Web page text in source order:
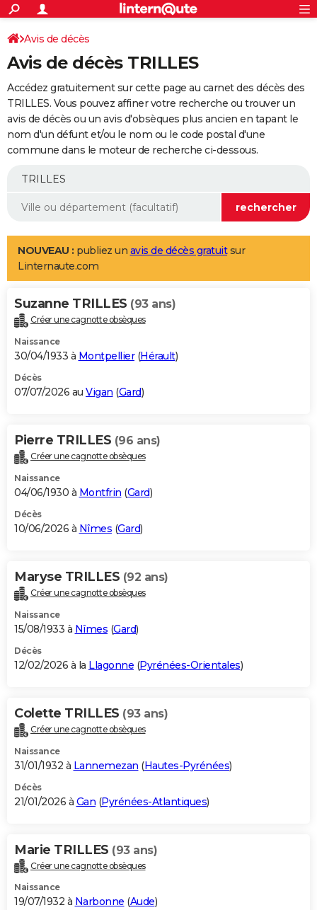
ACTUALITÉS
Politique
Société
Faits Divers
Education
Monde
Villes
+
SPORT
Coupe du monde 2026
Football
Tennis
Cyclisme
Rugby
Forum
Programme TV
TNT
Streaming
Cinéma
Sorties cinéma
Musique
+
FINANCE
Retraite
Epargne
Immobilier
Risques naturels par ville
Banque
Assurance
AUTO
Essais
Réserver un essai
Citadines
Berlines
SUV
Forum auto
+
Mobiles
Meilleur smartphone
Internet
Ordinateurs
Jeux vidéo
Guide high-tech
Aménagement intérieur
LIFESTYLE
Art de vivre
Bien-être
Loisirs
Mode
Modes de vie
Alimentation
Guide de la santé
Maladies
Médicaments
Sommeil
VOYAGE
Destinations
City break
Voyage nature
Voyage de noces
Forum
Climat
+PHOTO
GUIDES D'ACHAT
BONS PLANS
Carte de Noël
Carte Bonne année
Carte Saint-Valentin
Carte Pâques
Carte d'anniversaire
DICTIONNAIRE
Dictionnaire
Biographies
Citations
Expressions
Proverbes
PROGRAMME TV
S'inscrire
Se connecter
Lycées
Collèges
Primaires
Universités
Entreprises
Service militaire
Avis de recherche
AVIS DE DÉCÈS
Bricolage
Lifestyle
Culture
Sport
Auto
Television
Voyage
Cinema
Avis de décès
Avis de décès TRILLES
Accédez gratuitement sur cette page au carnet des décès des
TRILLES. Vous pouvez affiner votre recherche ou trouver un
avis de décès ou un avis d'obsèques plus ancien en tapant le
nom d'un défunt et/ou le nom ou le code postal d'une
commune dans le moteur de recherche ci-dessous.
NOUVEAU : publiez un avis de décès gratuitsur
Linternaute.com
Suzanne TRILLES (93 ans)
Créer une cagnotte obsèques
Naissance
30/04/1933 à Montpellier(Hérault)
Décès
07/07/2026 au Vigan (Gard)
Pierre TRILLES (96 ans)
Créer une cagnotte obsèques
Naissance
04/06/1930 à Montfrin (Gard)
Décès
10/06/2026 à Nîmes (Gard)
Maryse TRILLES (92 ans)
Créer une cagnotte obsèques
Naissance
15/08/1933 à Nîmes (Gard)
Décès
12/02/2026 à la Llagonne (Pyrénées-Orientales)
Colette TRILLES (93 ans)
Créer une cagnotte obsèques
Naissance
31/01/1932 à Lannemezan (Hautes-Pyrénées)
Décès
21/01/2026 à Gan (Pyrénées-Atlantiques)
Marie TRILLES (93 ans)
Créer une cagnotte obsèques
Naissance
19/07/1932 à Narbonne (Aude)